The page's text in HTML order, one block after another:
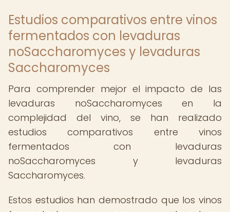
Estudios comparativos entre vinos
fermentados con levaduras
noSaccharomyces y levaduras
Saccharomyces
Para comprender mejor el impacto de las
levaduras noSaccharomyces en la
complejidad del vino, se han realizado
estudios comparativos entre vinos
fermentados con levaduras
noSaccharomyces y levaduras
Saccharomyces.
Estos estudios han demostrado que los vinos